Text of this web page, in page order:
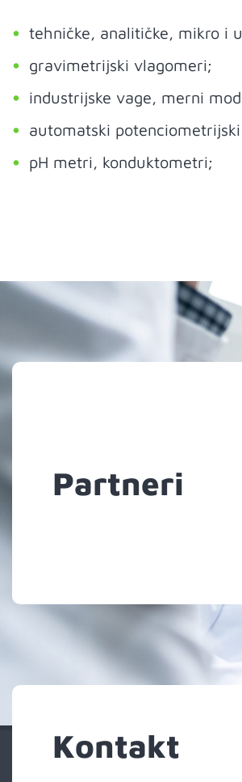
tehničke, analitičke, mikro i
gravimetrijski vlagomeri;
industrijske vage, merni
automatski
pH metri, konduktometri;
Partneri
Kontakt